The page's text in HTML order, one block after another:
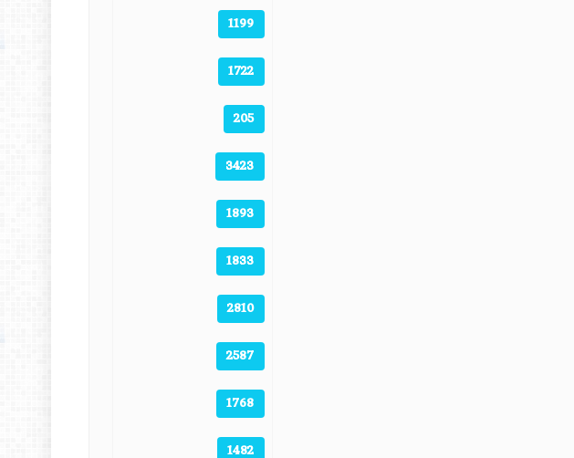
1199
1722
205
3423
1893
1833
2810
2587
1768
1482